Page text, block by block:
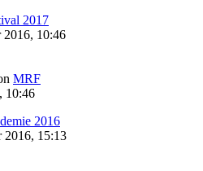
2017
10:46
MRF
10:46
2016
15:13